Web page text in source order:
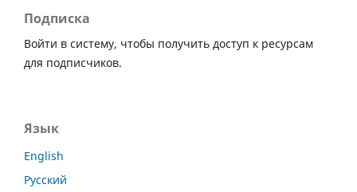
Подписка
Войти в систему, чтобы получить доступ к ресурсам
для подписчиков.
Язык
English
Русский